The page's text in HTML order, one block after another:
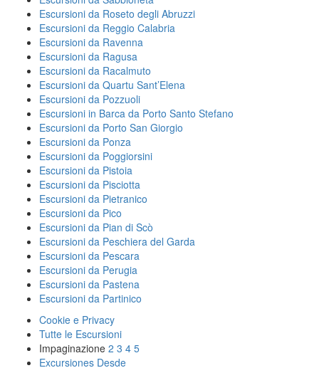
Escursioni da Roseto degli Abruzzi
Escursioni da Reggio Calabria
Escursioni da Ravenna
Escursioni da Ragusa
Escursioni da Racalmuto
Escursioni da Quartu Sant’Elena
Escursioni da Pozzuoli
Escursioni in Barca da Porto Santo Stefano
Escursioni da Porto San Giorgio
Escursioni da Ponza
Escursioni da Poggiorsini
Escursioni da Pistoia
Escursioni da Pisciotta
Escursioni da Pietranico
Escursioni da Pico
Escursioni da Pian di Scò
Escursioni da Peschiera del Garda
Escursioni da Pescara
Escursioni da Perugia
Escursioni da Pastena
Escursioni da Partinico
Cookie e Privacy
Tutte le Escursioni
Impaginazione 2 3 4 5
Excursiones Desde